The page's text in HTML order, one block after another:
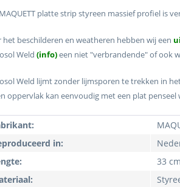
platte strip styreen massief profiel is
het beschilderen en weatheren hebben wij een
Weld (info)een niet "verbrandende" of ook
Weld lijmt zonder lijmsporen te trekken in
oppervlak kan eenvoudig met een plat
in:
33